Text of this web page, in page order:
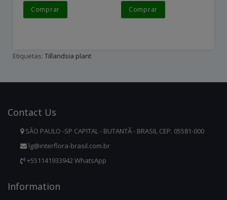
Comprar Comprar
Etiquetas: Tillandsia plant
Contact Us
SÃO PAULO -SP CAPITAL - BUTANTÃ - BRASIL CEP. 05581-000
lg@interflora-brasil.com.br
+551141933942 WhatsApp
InforMation